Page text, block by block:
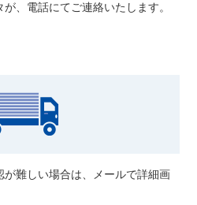
、電話にてご連絡いたします。
難しい場合は、メールで詳細画